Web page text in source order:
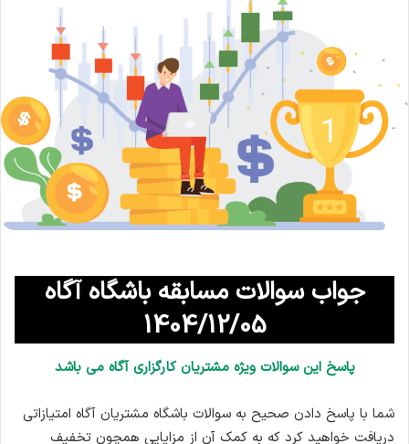
جواب سوالات مسابقه باشگاه آگاه
1404/12/05
پاسخ این سوالات ویژه مشتریان کارگزاری آگاه می باشد
شما با پاسخ دادن صحیح به سوالات باشگاه مشتریان آگاه امتیازاتی
دریافت خواهید کرد که به کمک آن از مزایایی همچون تخفیف